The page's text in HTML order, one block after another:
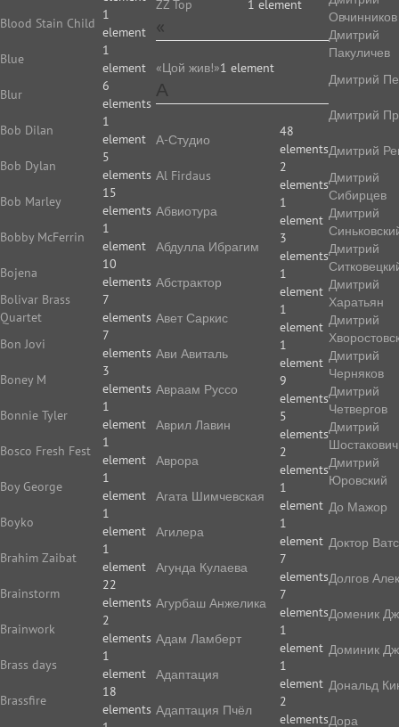
Blood Stain Child
1
element
Blue
1
element
Blur
6
elements
Bob Dilan
1
element
Bob Dylan
5
elements
Bob Marley
15
elements
Bobby McFerrin
1
element
Bojena
10
elements
Bolivar Brass
Quartet
7
elements
Bon Jovi
7
elements
Boney M
3
elements
Bonnie Tyler
1
element
Bosco Fresh Fest
1
element
Boy George
1
element
Boyko
1
element
Brahim Zaibat
1
element
Brainstorm
22
elements
Brainwork
2
elements
Brass days
1
element
Brassfire
18
elements
ZZ Top
1 element
«
«Цой жив!»1 element
А
А-Студио
48
elements
Аl Firdaus
2
elements
Абвиотура
1
element
Абдулла Ибрагим
3
elements
Абстрактор
1
element
Авет Саркис
1
element
Ави Авиталь
1
element
Авраам Руссо
9
elements
Аврил Лавин
5
elements
Аврора
2
elements
Агата Шимчевская
1
element
Агилера
1
element
Агунда Кулаева
7
elements
Агурбаш Анжелика
7
elements
Адам Ламберт
1
element
Адаптация
1
element
Адаптация Пчёл
2
elements
Овчинников
Дмитрий
Пакуличев
Дмитрий
Дмитрий
Дмитрий
Дмитрий
Сибирцев
Дмитрий
Дмитрий
Дмитрий
Харатьян
Дмитрий
Дмитрий
Черняков
Дмитрий
Четвергов
Дмитрий
Шостакович
Дмитрий
Юровский
До Мажор
Доктор
Долгов
Доменик
Доминик
Дональд
Дора